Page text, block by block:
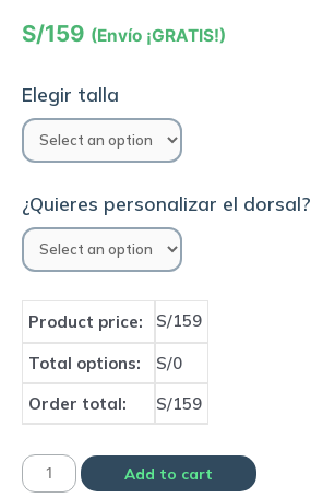
S/159 (Envío ¡GRATIS!)
Elegir talla
¿Quieres personalizar el dorsal?
Product price: S/159
Total options:
S/0
Order total:
S/159
Camiseta
Add to cart